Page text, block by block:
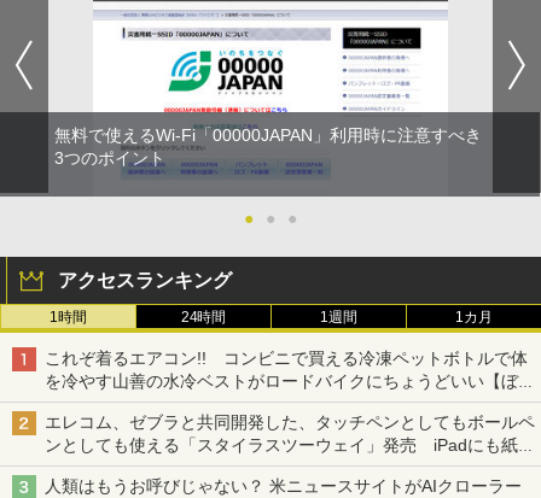
無料で使えるWi-Fi「00000JAPAN」利用時に注意すべき
3つのポイント
● ● ●
アクセスランキング
1時間 24時間 1週間 1カ月
これぞ着るエアコン!! コンビニで買える冷凍ペットボトルで体
を冷やす山善の水冷ベストがロードバイクにちょうどいい【ぼっ
ち・ざ・ろーど！その14】【空いた時間でなにしてる？】
エレコム、ゼブラと共同開発した、タッチペンとしてもボールペ
ンとしても使える「スタイラスツーウェイ」発売 iPadにも紙に
も、持ち替えずに書き込める
人類はもうお呼びじゃない？ 米ニュースサイトがAIクローラー